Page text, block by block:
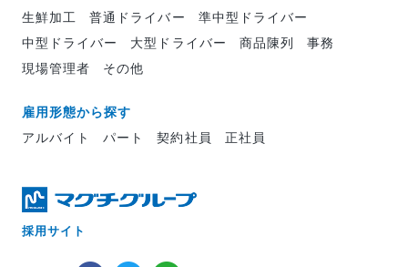
生鮮加工
普通ドライバー
準中型ドライバー
中型ドライバー
大型ドライバー 商品陳列
事務
現場管理者
その他
雇用形態から探す
アルバイト
パート 契約社員 正社員
採用サイト